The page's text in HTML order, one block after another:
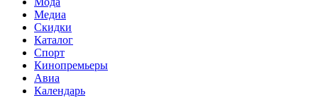
Медиа
Скидки
Каталог
Спорт
Кинопремьеры
Авиа
Календарь